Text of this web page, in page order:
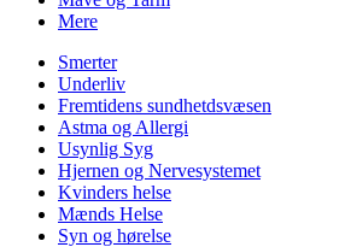
Mere
Smerter
Underliv
Fremtidens sundhetdsvæsen
Astma og Allergi
Usynlig Syg
Hjernen og Nervesystemet
Kvinders helse
Mænds Helse
Syn og hørelse